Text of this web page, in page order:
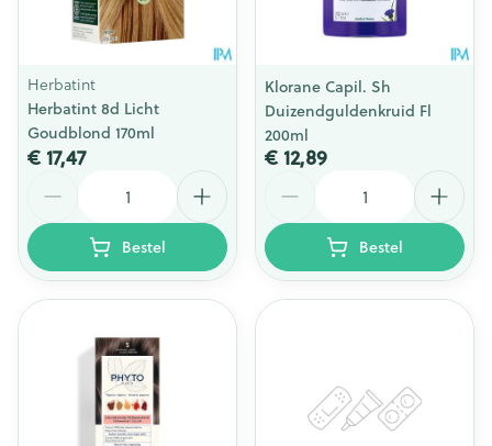
Herbatint
Herbatint 8d Licht
Goudblond 170ml
€ 17,47
Bestel
Klorane Capil. Sh
Duizendguldenkruid Fl
200ml
€ 12,89
Bestel